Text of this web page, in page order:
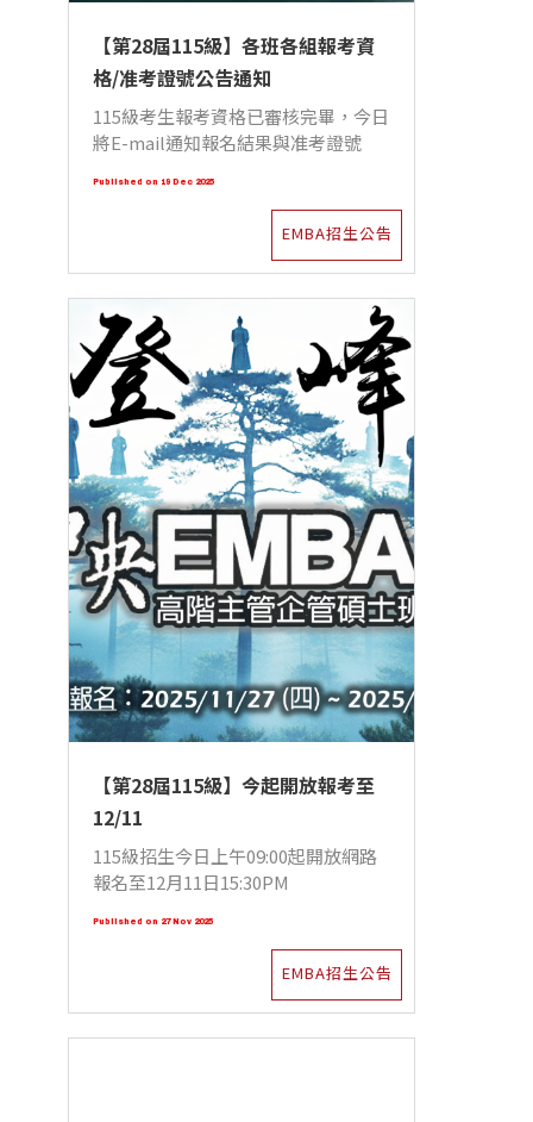
【第28屆115級】各班各組報考資
格/准考證號公告通知
115級考生報考資格已審核完畢，今日
將E-mail通知報名結果與准考證號
Published on 19 Dec 2025
EMBA招生公告
【第28屆115級】今起開放報考至
12/11
115級招生今日上午09:00起開放網路
報名至12月11日15:30PM
Published on 27 Nov 2025
EMBA招生公告